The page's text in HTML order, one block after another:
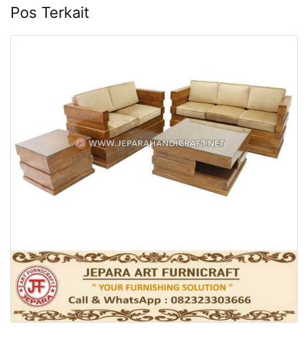
Pos Terkait